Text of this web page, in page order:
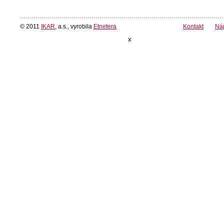
© 2011 IKAR , a.s., vyrobila Etnetera Kontakt
x